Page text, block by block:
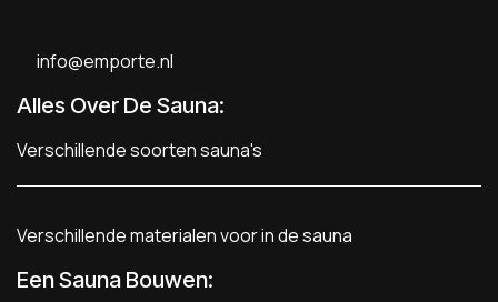
info@emporte.nl
Alles Over De Sauna:
Verschillende soorten sauna's
Verschillende materialen voor in de sauna
Een Sauna Bouwen: